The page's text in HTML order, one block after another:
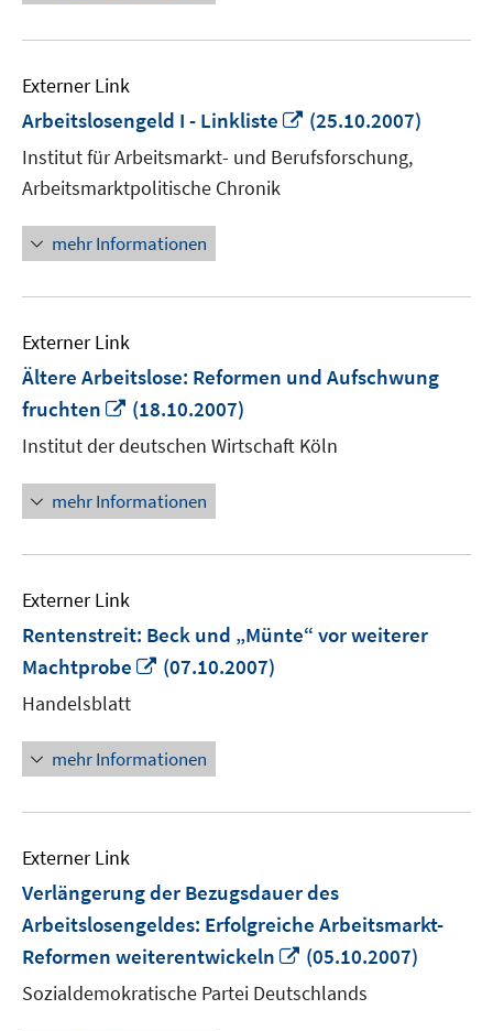
Externer Link
Arbeitslosengeld I - Linkliste
In
neuem
Fenster
(25.10.2007)
Institut für Arbeitsmarkt- und Berufsforschung,
Arbeitsmarktpolitische Chronik
mehr Informationen
Externer Link
Ältere Arbeitslose: Reformen und Aufschwung
fruchten
In
neuem
Fenster
öffnen
(18.10.2007)
Institut der deutschen Wirtschaft Köln
mehr Informationen
Externer Link
Rentenstreit: Beck und „Münte“ vor weiterer
Machtprobe
In
öffnen
(07.10.2007)
Handelsblatt
mehr Informationen
Externer Link
Verlängerung der Bezugsdauer des
Arbeitslosengeldes: Erfolgreiche Arbeitsmarkt-
Reformen weiterentwickeln
In
neuem
Fenster
(05.10.2007)
Sozialdemokratische Partei Deutschlands